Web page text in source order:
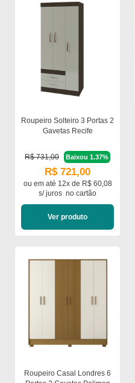
Roupeiro Solteiro 3 Portas 2
Gavetas Recife
R$ 731,00 Baixou 1.37%
R$ 721,00
ou ematé 12x de R$ 60,08
s/ juros no cartão
Ver produto
Roupeiro Casal Londres 6